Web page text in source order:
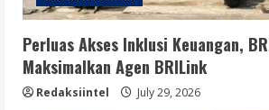
Perluas Akses Inklusi Keuangan,
Maksimalkan Agen BRILink
Redaksiintel July 29, 2026